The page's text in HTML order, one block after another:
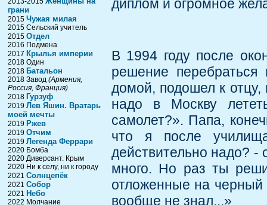
грани
2015 Чужая милая
2015 Сельский учитель
2015 Отдел
2016 Подмена
2017 Крылья империи
2018 Один
2018 Батальон
2018 Завод (Армения,
Россия, Франция)
2018 Гурзуф
2019 Лев Яшин. Вратарь
моей мечты
2019 Ржев
2019 Отчим
2019 Легенда Феррари
2020 Бомба
2020 Диверсант. Крым
2020 Ни к селу, ни к городу
2021 Солнцепёк
2021 Собор
2021 Небо
2022 Молчание
диплом и огромное
В 1994 году после
решение
домой, подошел к
надо в Москву
самолет?». Папа,
что я после
действительно надо? -
много. Но раз ты
отложенные на черный
вообще не знал...»